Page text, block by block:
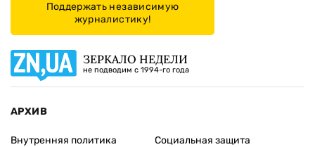
Поддержать независимую
журналистику!
ЗЕРКАЛО НЕДЕЛИ
не подводим с 1994-го года
АРХИВ
Внутренняя политика
Социальная защита